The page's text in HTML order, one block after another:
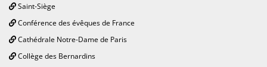
Saint-Siège
Conférence des évêques de France
Cathédrale Notre-Dame de Paris
Collège des Bernardins